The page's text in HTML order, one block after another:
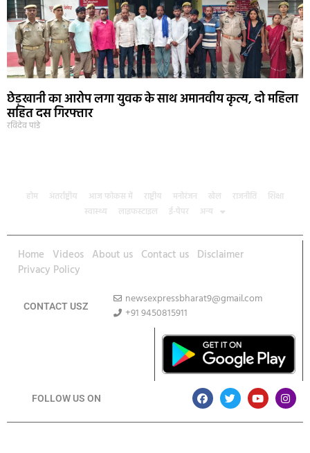
छेड़खानी का आरोप लगा युवक के साथ अमानवीय कृत्य, दो महिला
सहित दस गिरफ्तार
रविदेव पांडे
होम अंतर्राष्ट्रीय आज फोकस में राष्ट्रीय मनोरंजन खेल राजनीति
शिक्षा
स्वास्थ्य
लाइफस्टाइल ई-पेपर अन्य
Home Videos About us Contact us Disclaimer
Privacy Policy
CONTACT USZ
newsexpressbharat9@gmail.com
+91 9450815911
FOLLOW US ON